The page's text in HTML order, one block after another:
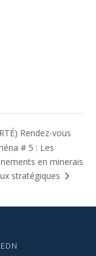
Rendez-vous
# 5 : Les
en minerais
stratégiques